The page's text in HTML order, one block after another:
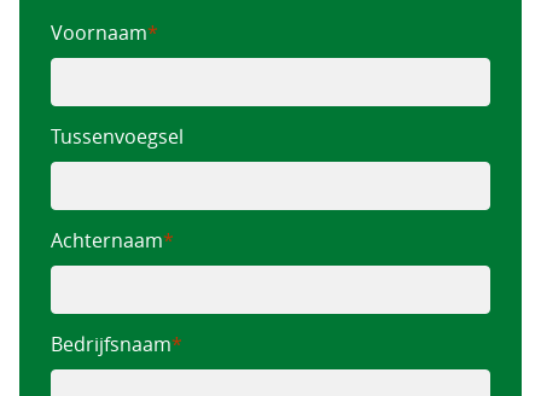
Voornaam
Tussenvoegsel
Achternaam
Bedrijfsnaam